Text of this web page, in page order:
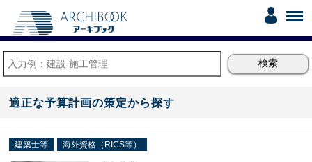
適正な予算計画の策定から探す
建築士等 海外資格（RICS等）